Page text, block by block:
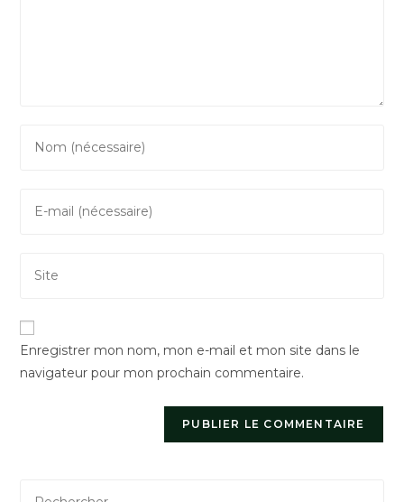
your
comment
your
address
l’URL
votre
site
(facultatif)
Enregistrer mon nom, mon e-mail et mon site dans le
navigateur pour mon prochain commentaire.